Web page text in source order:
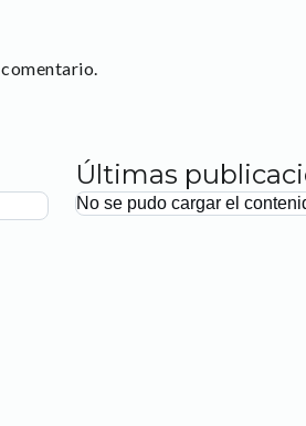
Últimas
No se pudo cargar el